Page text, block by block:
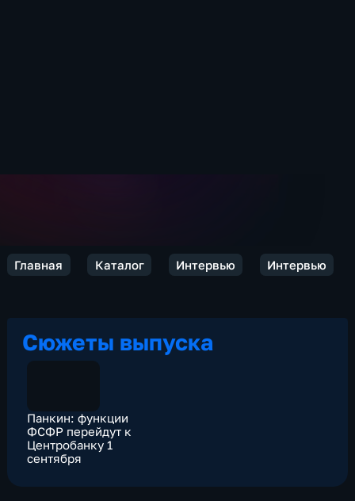
Главная Каталог Интервью Интервью
Сюжеты выпуска
Панкин: функции
ФСФР перейдут к
Центробанку 1
сентября